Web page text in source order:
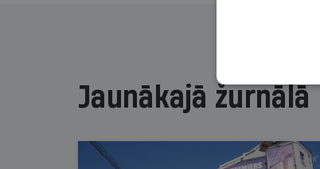
Jaunākajā žurnālā